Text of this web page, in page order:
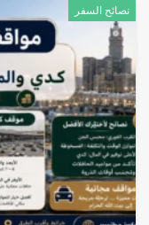
نصائح السفر